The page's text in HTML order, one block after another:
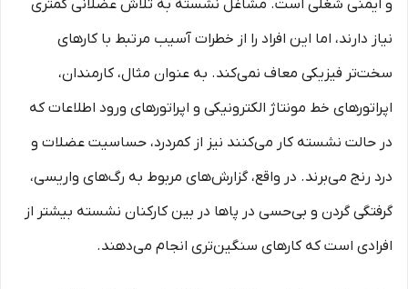
و ایمنی شغلی است. مشاغل نشسته به تلاش عضلانی کمتری
نیاز دارند، اما این افراد را از خطرات آسیب مرتبط با کارهای
سخت‌تر فیزیکی معاف نمی‌کند. به عنوان مثال، کارمندان،
اپراتورهای خط مونتاژ الکترونیکی و اپراتورهای ورود اطلاعات که
در حالت نشسته کار می‌کنند نیز از کمردرد، حساسیت عضلات و
درد رنج می‌برند. در واقع، گزارش‌های مربوط به رگ‌های واریسی،
گرفتگی گردن و بی‌حسی در پاها در بین کارکنان نشسته بیشتر از
افرادی است که کارهای سنگین‌تری انجام می‌دهند.